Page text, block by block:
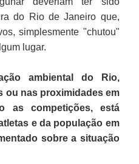
do Rio de Janeiro que,
simplesmente "chutou"
lugar.
ambiental do Rio,
ou nas proximidades em
as competições, está
e da população em
sobre a situação